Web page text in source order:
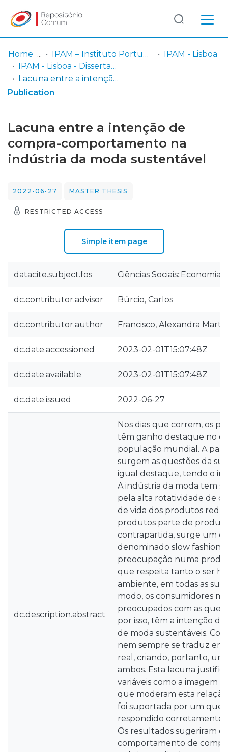
Communities
& Collections
Statistics
Log
In
(current)
Home IPAM – Instituto Português de Administração de Marketing
IPAM - Lisboa
IPAM - Lisboa - Dissertação de Mestrado
Lacuna entre a intenção de compra-comportamento na indústria da moda sustentável
Publication
Lacuna entre a intenção de
compra-comportamento na
indústria da moda sustentável
2022-06-27 MASTER THESIS
RESTRICTED ACCESS
Simple item page
datacite.subject.fos Ciências Sociais::Economia
dc.contributor.advisor Búrcio, Carlos
dc.contributor.author Francisco, Alexandra
dc.date.accessioned 2023-02-01T15:07:48Z
dc.date.available 2023-02-01T15:07:48Z
dc.date.issued 2022-06-27
dc.description.abstract
Nos dias que correm, os
têm ganho destaque no
população mundial. A par
surgem as questões da
igual destaque, tendo o
A indústria da moda tem
pela alta rotatividade de
de vida dos produtos
produtos parte de
contrapartida, surge um
denominado slow fashion,
preocupação numa
que respeita tanto o ser
ambiente, em todas as
modo, os consumidores
preocupados com as
por isso, têm a intenção
de moda sustentáveis.
nem sempre se traduz
real, criando, portanto,
ambos. Esta lacuna
variáveis como a imagem e
que moderam esta
foi suportada por um
respondido corretamente
Os resultados sugeriram
comportamento de